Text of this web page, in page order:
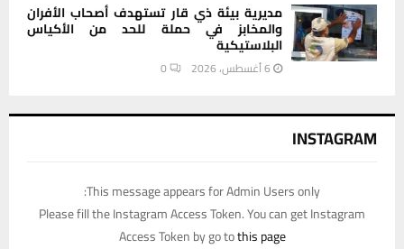
مديرية بيئة ذي قار تستهدف أصحاب الأفران
والمخابز في حملة للحد من الأكياس
البلاستيكية
6 أغسطس، 2026 0
INSTAGRAM
This message appears for Admin Users only:
Please fill the Instagram Access Token. You can get Instagram
Access Token by go tothis page